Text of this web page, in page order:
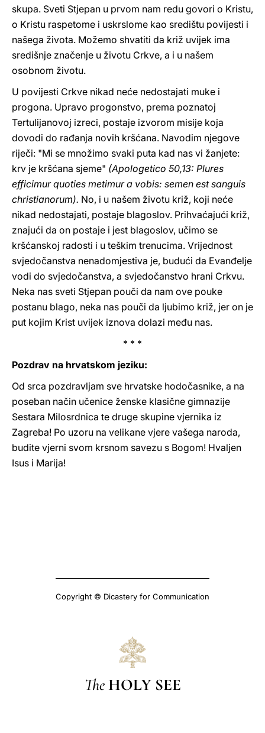
skupa. Sveti Stjepan u prvom nam redu govori o Kristu,
o Kristu raspetome i uskrslome kao središtu povijesti i
našega života. Možemo shvatiti da križ uvijek ima
središnje značenje u životu Crkve, a i u našem
osobnom životu.
U povijesti Crkve nikad neće nedostajati muke i
progona. Upravo progonstvo, prema poznatoj
Tertulijanovoj izreci, postaje izvorom misije koja
dovodi do rađanja novih kršćana. Navodim njegove
riječi: "Mi se množimo svaki puta kad nas vi žanjete:
krv je kršćana sjeme" (Apologetico 50,13: Plures
efficimur quoties metimur a vobis: semen est sanguis
christianorum). No, i u našem životu križ, koji neće
nikad nedostajati, postaje blagoslov. Prihvaćajući križ,
znajući da on postaje i jest blagoslov, učimo se
kršćanskoj radosti i u teškim trenucima. Vrijednost
svjedočanstva nenadomjestiva je, budući da Evanđelje
vodi do svjedočanstva, a svjedočanstvo hrani Crkvu.
Neka nas sveti Stjepan pouči da nam ove pouke
postanu blago, neka nas pouči da ljubimo križ, jer on je
put kojim Krist uvijek iznova dolazi među nas.
* * *
Pozdrav na hrvatskom jeziku:
Od srca pozdravljam sve hrvatske hodočasnike, a na
poseban način učenice ženske klasične gimnazije
Sestara Milosrdnica te druge skupine vjernika iz
Zagreba! Po uzoru na velikane vjere vašega naroda,
budite vjerni svom krsnom savezu s Bogom! Hvaljen
Isus i Marija!
Copyright © Dicastery for Communication
The HOLY SEE